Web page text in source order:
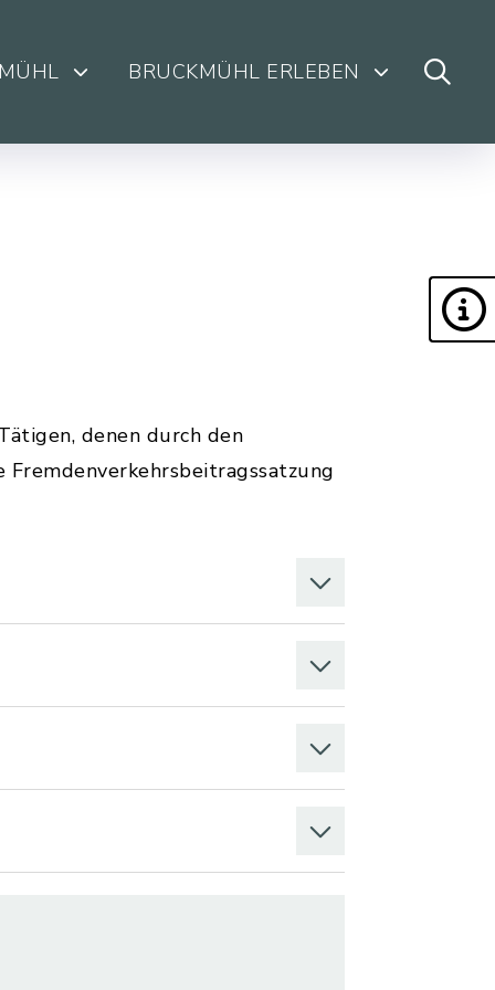
BRUCKMÜHL ERLEBEN
denen durch den